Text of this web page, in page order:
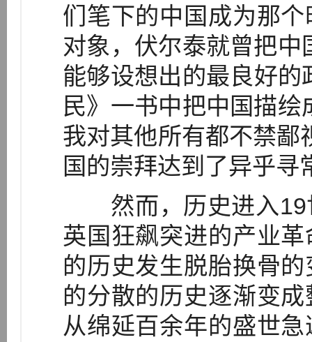
们笔下的中国成为那
对象，伏尔泰就曾把中
能够设想出的最良好的
民》一书中把中国描
我对其他所有都不禁鄙
国的崇拜达到了异乎寻
然而，历史进入19
英国狂飙突进的产业
的历史发生脱胎换骨
的分散的历史逐渐变
从绵延百余年的盛世